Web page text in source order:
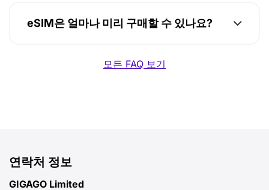
eSIM은 얼마나 미리 구매할 수 있나요?
모든 FAQ 보기
연락처 정보
GIGAGO Limited